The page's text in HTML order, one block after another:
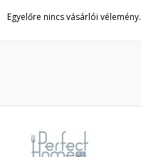
Egyelőre nincs vásárlói vélemény.